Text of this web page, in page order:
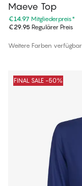
Maeve Top
€14.97 Mitgliederpreis*
€29.95 Regulärer Preis
Weitere Farben verfügbar
FINAL SALE -50%